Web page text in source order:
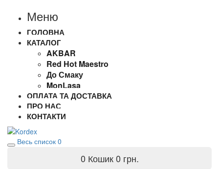
Меню
ГОЛОВНА
КАТАЛОГ
AKBAR
Red Hot Maestro
До Смаку
MonLasa
ОПЛАТА ТА ДОСТАВКА
ПРО НАС
КОНТАКТИ
Весь список 0
0 Кошик0 грн.